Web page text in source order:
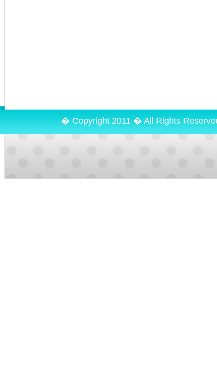
� Copyright 2011 � All Rights